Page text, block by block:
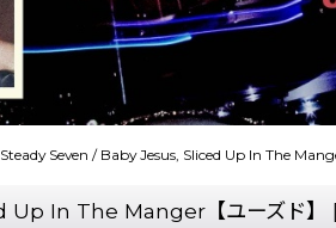
Seven / Baby Jesus, Sliced Up In The
In The Manger【ユーズド】